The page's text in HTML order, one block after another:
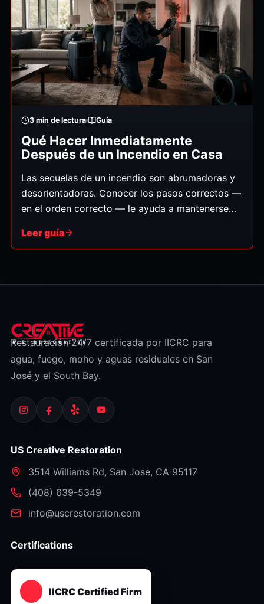
3 min de lectura Guía
Qué Hacer Inmediatamente
Después de un Incendio en Casa
Las secuelas de un incendio son abrumadoras y
desorientadoras. Conocer los pasos correctos —
en el orden correcto — le ayuda a mantenerse
recuperación para que sea lo más fluida posible.
Leer guía
Restauración 24/7 certificada por IICRC para
agua, fuego, moho y aguas residuales en San
José y el South Bay.
US Creative Restoration
3514 Williams Rd, San Jose, CA 95117
⁦(408) 639-5349⁩
info@uscrestoration.com
Certifications
IICRC Certified Firm